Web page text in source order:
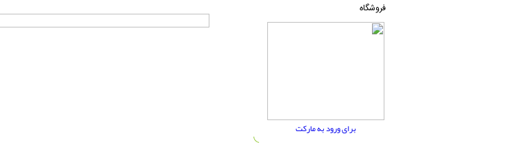
فروشگاه
برای ورود به مارکت